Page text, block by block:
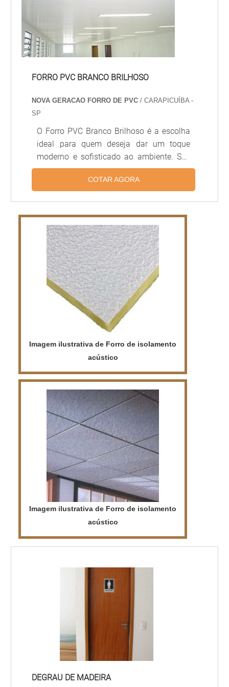
FORRO PVC BRANCO BRILHOSO
NOVA GERACAO FORRO DE PVC/ CARAPICUÍBA -
SP
O Forro PVC Branco Brilhoso é a escolha
ideal para quem deseja dar um toque
moderno e sofisticado ao ambiente. Seu
brilho intenso e sua tonalidade branca são
ideais para quem deseja um visual mais
opção ideal para quem deseja um
ambiente moderno e elegante.
COTAR AGORA
Imagem ilustrativa de Forro de isolamento
acústico
Imagem ilustrativa de Forro de isolamento
acústico
DEGRAU DE MADEIRA